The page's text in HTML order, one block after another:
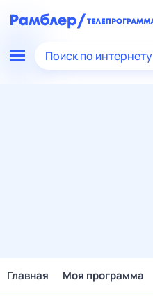
Поиск по интернету
Главная Моя программа